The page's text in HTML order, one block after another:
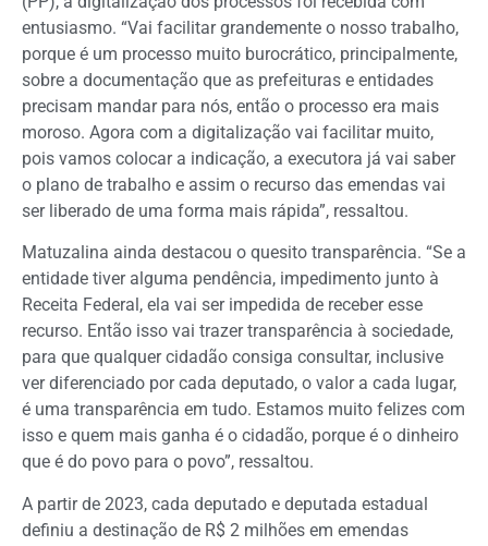
entusiasmo. “Vai facilitar grandemente o nosso trabalho,
porque é um processo muito burocrático, principalmente,
sobre a documentação que as prefeituras e entidades
precisam mandar para nós, então o processo era mais
moroso. Agora com a digitalização vai facilitar muito,
pois vamos colocar a indicação, a executora já vai saber
o plano de trabalho e assim o recurso das emendas vai
ser liberado de uma forma mais rápida”, ressaltou.
Matuzalina ainda destacou o quesito transparência. “Se a
entidade tiver alguma pendência, impedimento junto à
Receita Federal, ela vai ser impedida de receber esse
recurso. Então isso vai trazer transparência à sociedade,
para que qualquer cidadão consiga consultar, inclusive
ver diferenciado por cada deputado, o valor a cada lugar,
é uma transparência em tudo. Estamos muito felizes com
isso e quem mais ganha é o cidadão, porque é o dinheiro
que é do povo para o povo”, ressaltou.
A partir de 2023, cada deputado e deputada estadual
definiu a destinação de R$ 2 milhões em emendas